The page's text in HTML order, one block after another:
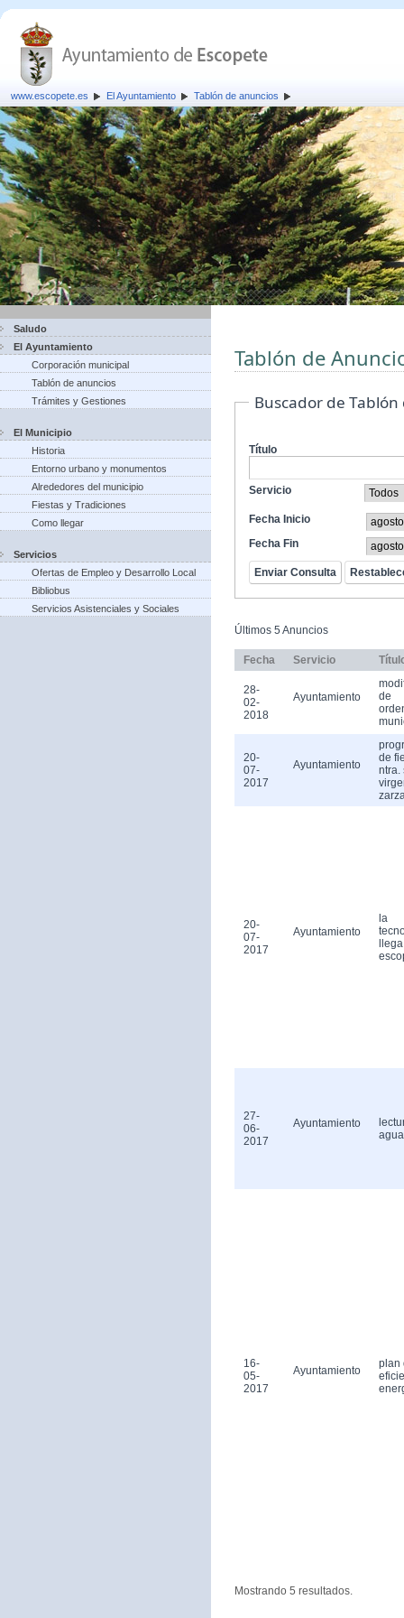
www.escopete.es El Ayuntamiento Tablón de anuncios
Saludo
El Ayuntamiento
Corporación municipal
Tablón de anuncios
Trámites y Gestiones
El Municipio
Historia
Entorno urbano y monumentos
Alrededores del municipio
Fiestas y Tradiciones
Como llegar
Servicios
Ofertas de Empleo y Desarrollo Local
Bibliobus
Servicios Asistenciales y Sociales
Tablón de
Buscador de
Título
Servicio
Fecha Inicio
Fecha Fin
Últimos 5 Anuncios
Fecha Servicio
28-
02-
2018
Ayuntamiento
de
20-
07-
2017
Ayuntamiento
de
ntra.
20-
07-
2017
Ayuntamiento
la
27-
06-
2017
Ayuntamiento
16-
05-
2017
Ayuntamiento
plan
Mostrando 5 resultados.